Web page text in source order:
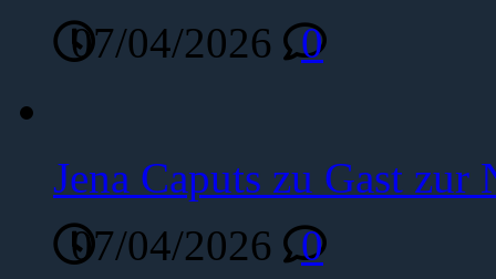
07/04/2026
0
Jena Caputs zu Gast zur
07/04/2026
0